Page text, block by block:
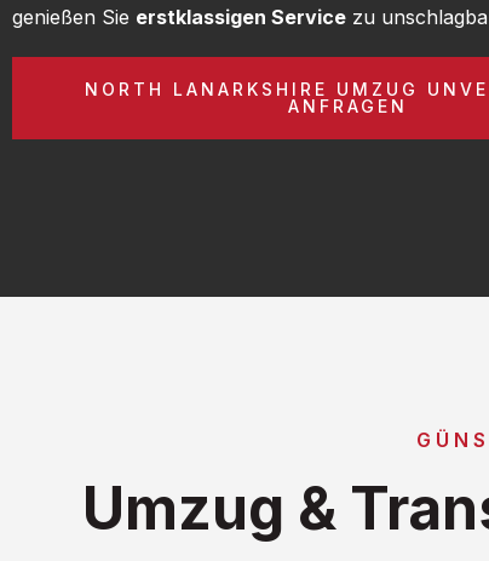
genießen Sie erstklassigen Service zu
NORTH LANARKSHIRE UMZUG
ANFRAGEN
Umzug &